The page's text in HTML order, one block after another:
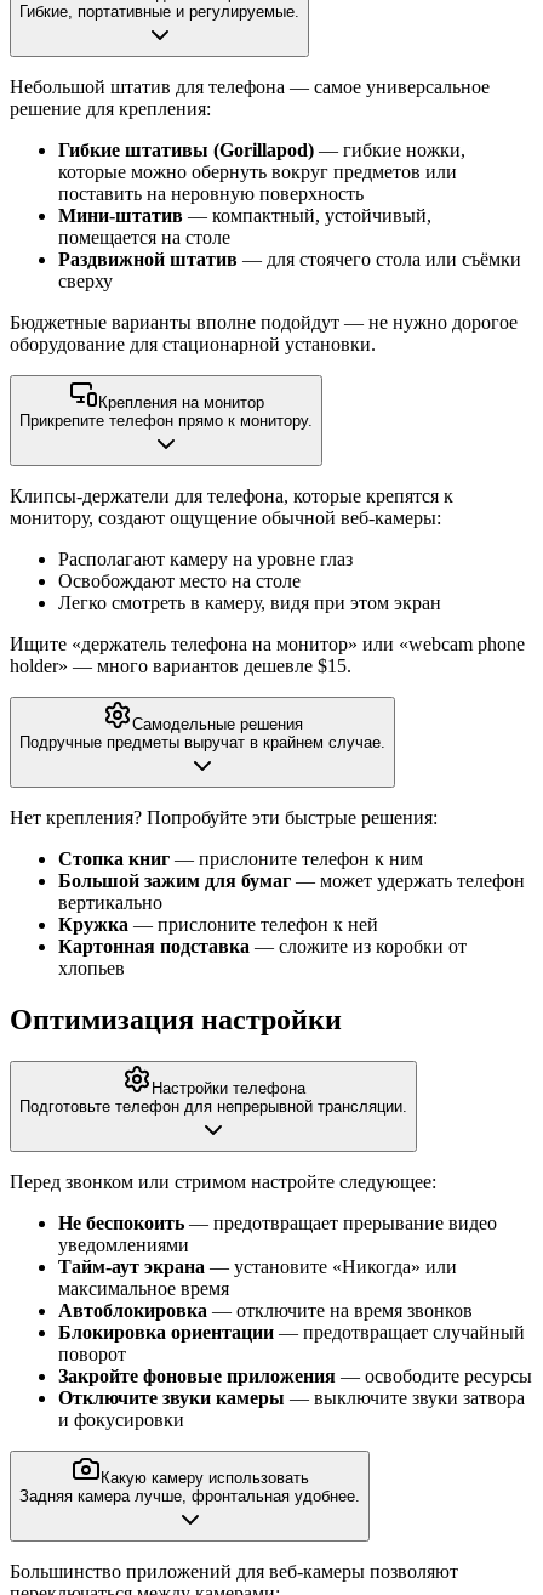
Гибкие, портативные и регулируемые.
Небольшой штатив для телефона — самое универсальное
решение для крепления:
Гибкие штативы (Gorillapod) — гибкие ножки,
которые можно обернуть вокруг предметов или
поставить на неровную поверхность
Мини-штатив — компактный, устойчивый,
помещается на столе
Раздвижной штатив — для стоячего стола или съёмки
сверху
Бюджетные варианты вполне подойдут — не нужно дорогое
оборудование для стационарной установки.
Крепления на монитор
Прикрепите телефон прямо к монитору.
Клипсы-держатели для телефона, которые крепятся к
монитору, создают ощущение обычной веб-камеры:
Располагают камеру на уровне глаз
Освобождают место на столе
Легко смотреть в камеру, видя при этом экран
Ищите «держатель телефона на монитор» или «webcam phone
holder» — много вариантов дешевле $15.
Самодельные решения
Подручные предметы выручат в крайнем случае.
Нет крепления? Попробуйте эти быстрые решения:
Стопка книг — прислоните телефон к ним
Большой зажим для бумаг — может удержать телефон
вертикально
Кружка — прислоните телефон к ней
Картонная подставка — сложите из коробки от
хлопьев
Оптимизация настройки
Настройки телефона
Подготовьте телефон для непрерывной трансляции.
Перед звонком или стримом настройте следующее:
Не беспокоить — предотвращает прерывание видео
уведомлениями
Тайм-аут экрана — установите «Никогда» или
максимальное время
Автоблокировка — отключите на время звонков
Блокировка ориентации — предотвращает случайный
поворот
Закройте фоновые приложения — освободите ресурсы
Отключите звуки камеры — выключите звуки затвора
и фокусировки
Какую камеру использовать
Задняя камера лучше, фронтальная удобнее.
Большинство приложений для веб-камеры позволяют